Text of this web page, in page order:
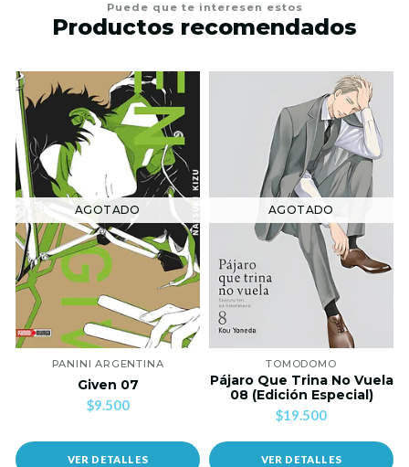
Puede que te interesen estos
Productos recomendados
AGOTADO
PANINI ARGENTINA
Given 07
$9.500
VER DETALLES
AGOTADO
TOMODOMO
Pájaro Que Trina No Vuela
08 (Edición Especial)
$19.500
VER DETALLES